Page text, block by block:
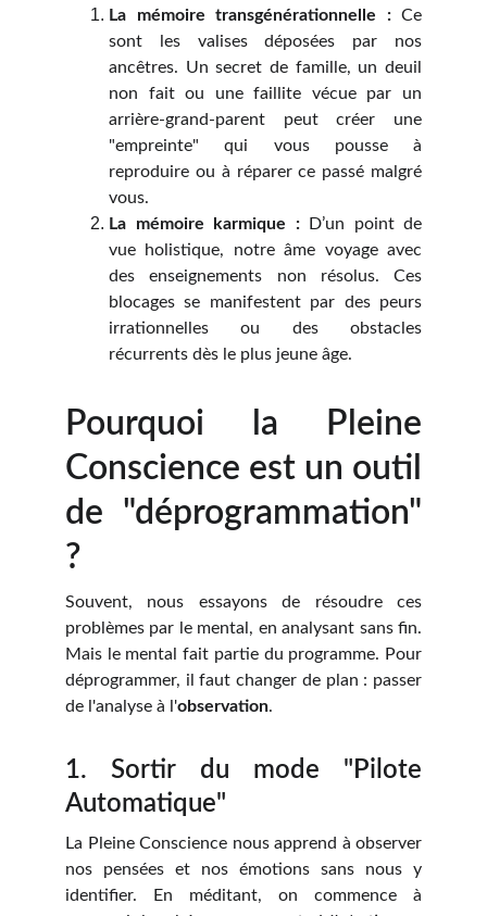
La mémoire transgénérationnelle :Ce
sont les valises déposées par nos
ancêtres. Un secret de famille, un deuil
non fait ou une faillite vécue par un
arrière-grand-parent peut créer une
"empreinte" qui vous pousse à
reproduire ou à réparer ce passé malgré
vous.
La mémoire karmique :D’un point de
vue holistique, notre âme voyage avec
des enseignements non résolus. Ces
blocages se manifestent par des peurs
irrationnelles ou des obstacles
récurrents dès le plus jeune âge.
Pourquoi la Pleine
Conscience est un outil
de "déprogrammation"
?
Souvent, nous essayons de résoudre ces
problèmes par le mental, en analysant sans fin.
Mais le mental fait partie du programme. Pour
déprogrammer, il faut changer de plan : passer
de l'analyse à l'observation.
1. Sortir du mode "Pilote
Automatique"
La Pleine Conscience nous apprend à observer
nos pensées et nos émotions sans nous y
identifier. En méditant, on commence à